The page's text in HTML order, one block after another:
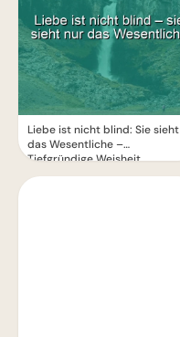
Liebe ist nicht blind: Sie sieht
das Wesentliche –
Tiefgründige Weisheit